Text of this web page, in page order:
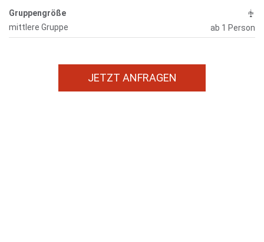
Gruppengröße
mittlere Gruppe
ab 1 Person
JETZT ANFRAGEN